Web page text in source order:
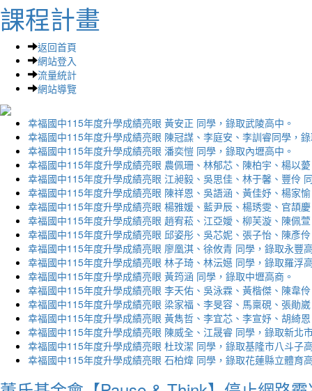
課程計畫
返回首頁
網站登入
流量統計
網站導覽
幸福國中115年度升學成績亮眼 黃安正 同學，錄取武陵高中。
幸福國中115年度升學成績亮眼 陳冠謀、李庭安、李訓睿同學，
幸福國中115年度升學成績亮眼 潘奕愷 同學，錄取內壢高中。
幸福國中115年度升學成績亮眼 農佩珊、林郁芯、陳柏宇、楊以
幸福國中115年度升學成績亮眼 江昶毅、吳思佳、林于馨、豐伶
幸福國中115年度升學成績亮眼 陳祥恩、吳語涵、黃佳妤、楊家
幸福國中115年度升學成績亮眼 楊雅媛、藍尹辰、楊琇雯、官頡
幸福國中115年度升學成績亮眼 趙宥菘、江亞嬡、柳芙漩、陳佩
幸福國中115年度升學成績亮眼 邱姿彤、吳芯妮、張子怡、陳彥
幸福國中115年度升學成績亮眼 廖凰淇、徐攸青 同學，錄取永豐
幸福國中115年度升學成績亮眼 林子琦、林沄嬨 同學，錄取羅浮
幸福國中115年度升學成績亮眼 黃筠涵 同學，錄取中壢高商。
幸福國中115年度升學成績亮眼 李天佑、吳泳霖、黃楷傑、陳韋
幸福國中115年度升學成績亮眼 梁家福、李旻容、馬稟硯、張勛
幸福國中115年度升學成績亮眼 黃雋哲、李宜芯、李宣妤、胡綺
幸福國中115年度升學成績亮眼 陳威全、江晟睿 同學，錄取新北
幸福國中115年度升學成績亮眼 杜玟潔 同學，錄取基隆市八斗子
幸福國中115年度升學成績亮眼 石柏煒 同學，錄取花蓮縣立體育